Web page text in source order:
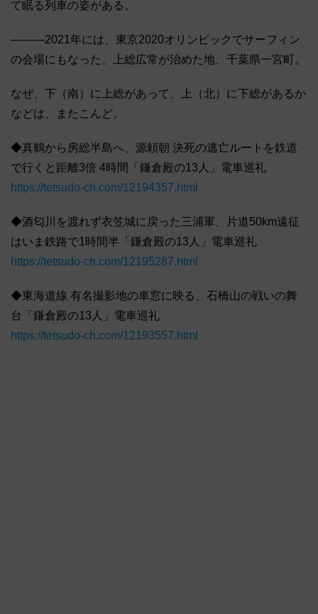
て眠る列車の姿がある。
―――2021年には、東京2020オリンピックでサーフィン
の会場にもなった、上総広常が治めた地、千葉県一宮町。
なぜ、下（南）に上総があって、上（北）に下総があるか
などは、またこんど。
◆真鶴から房総半島へ、源頼朝 決死の逃亡ルートを鉄道
で行くと距離3倍 4時間「鎌倉殿の13人」電車巡礼
https://tetsudo-ch.com/12194357.html
◆酒匂川を渡れず衣笠城に戻った三浦軍、片道50km遠征
はいま鉄路で1時間半「鎌倉殿の13人」電車巡礼
https://tetsudo-ch.com/12195287.html
◆東海道線 有名撮影地の車窓に映る、石橋山の戦いの舞
台「鎌倉殿の13人」電車巡礼
https://tetsudo-ch.com/12193557.html